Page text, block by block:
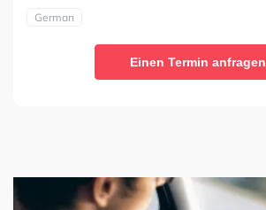
German
Einen Termin anfragen